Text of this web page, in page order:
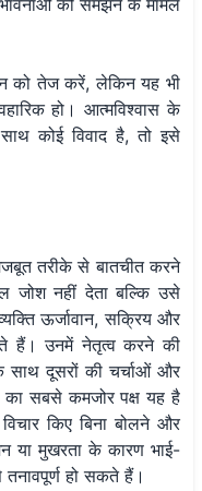
को समझने के मामले
को तेज करें, लेकिन यह भी
हो। आत्मविश्वास के
कोई विवाद है, तो इसे
तरीके से बातचीत करने
जोश नहीं देता बल्कि उसे
ऊर्जावान, सक्रिय और
हैं। उनमें नेतृत्व करने की
साथ दूसरों की चर्चाओं और
का सबसे कमजोर पक्ष यह है
किए बिना बोलने और
या मुखरता के कारण भाई-
हो सकते हैं।